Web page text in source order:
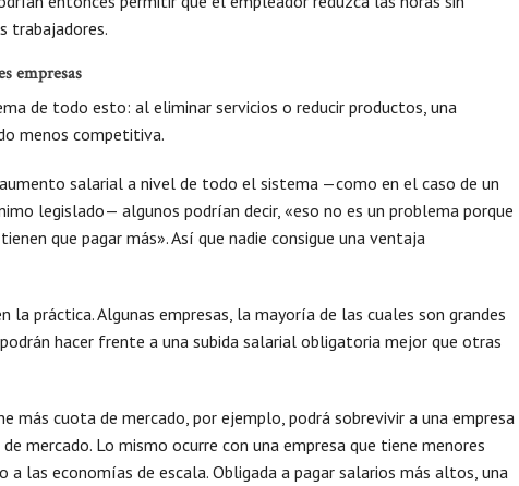
trabajadores.
empresas
de todo esto: al eliminar servicios o reducir productos, una
menos competitiva.
salarial a nivel de todo el sistema —como en el caso de un
legislado— algunos podrían decir, «eso no es un problema porque
que pagar más». Así que nadie consigue una ventaja
la práctica. Algunas empresas, la mayoría de las cuales son grandes
hacer frente a una subida salarial obligatoria mejor que otras
más cuota de mercado, por ejemplo, podrá sobrevivir a una empresa
mercado. Lo mismo ocurre con una empresa que tiene menores
a las economías de escala. Obligada a pagar salarios más altos, una